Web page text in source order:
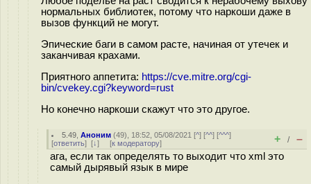
нормальных библиотек, потому что наркоши даже в
вызов функций не могут.
Эпические баги в самом расте, начиная от утечек и
заканчивая крахами.
Приятного аппетита: https://cve.mitre.org/cgi-
bin/cvekey.cgi?keyword=rust
Но конечно наркоши скажут что это другое.
5.49 ,Аноним (49), 18:52, 05/08/2021 [^] [^^] [^^^]
[ответить] [↓] [к модератору] + / –
ага, если так определять то выходит что xml это
самый дырявый язык в мире